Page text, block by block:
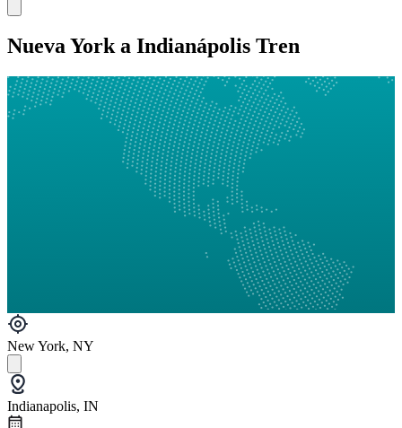
Nueva York a Indianápolis Tren
New York, NY
Indianapolis, IN